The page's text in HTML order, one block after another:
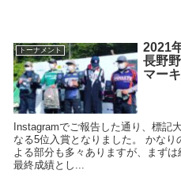
トーナメント
2021
長野
マー
Instagramでご報告した通り、標記
なる5位入賞となりました。 かな
よる部分も多々ありますが、まず
最終成績とし...